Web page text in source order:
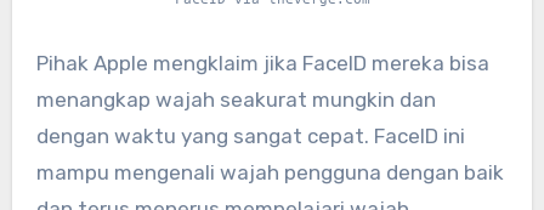
Pihak Apple mengklaim jika FaceID mereka bisa
menangkap wajah seakurat mungkin dan
dengan waktu yang sangat cepat. FaceID ini
mampu mengenali wajah pengguna dengan baik